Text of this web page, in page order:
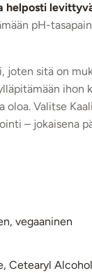
helposti
pH-
sitä on
ihon
oloa. Valitse
– jokaisena
vegaaninen
Cetearyl